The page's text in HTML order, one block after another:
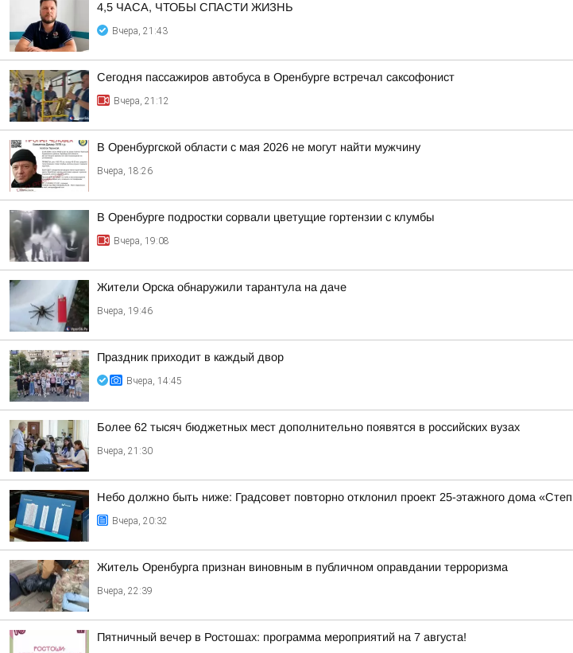
4,5 ЧАСА, ЧТОБЫ СПАСТИ ЖИЗНЬ
Вчера, 21:43
Сегодня пассажиров автобуса в Оренбурге встречал саксофонист
Вчера, 21:12
В Оренбургской области с мая 2026 не могут найти мужчину
Вчера, 18:26
В Оренбурге подростки сорвали цветущие гортензии с клумбы
Вчера, 19:08
Жители Орска обнаружили тарантула на даче
Вчера, 19:46
Праздник приходит в каждый двор
Вчера, 14:45
Более 62 тысяч бюджетных мест дополнительно появятся в российских вузах
Вчера, 21:30
Небо должно быть ниже: Градсовет повторно отклонил проект 25-этажного дома
Вчера, 20:32
Житель Оренбурга признан виновным в публичном оправдании терроризма
Вчера, 22:39
Пятничный вечер в Ростошах: программа мероприятий на 7 августа!